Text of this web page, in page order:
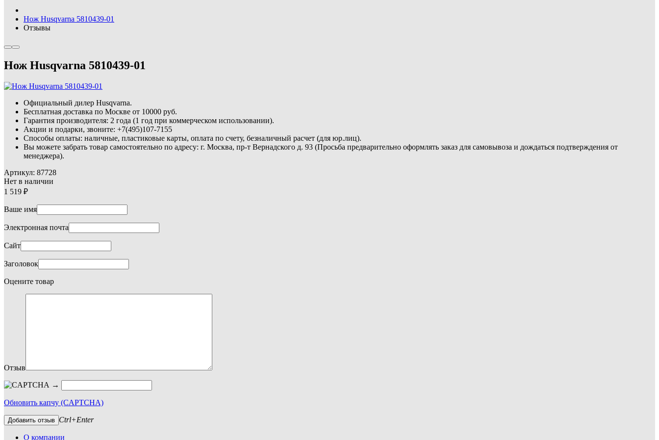
Нож Husqvarna 5810439-01
Отзывы
Нож Husqvarna 5810439-01
Официальный дилер Husqvarna.
Бесплатная доставка по Москве от 10000 руб.
Гарантия производителя: 2 года (1 год при коммерческом использовании).
Акции и подарки, звоните: +7(495)107-7155
Способы оплаты: наличные, пластиковые карты, оплата по счету, безналичный расчет (для юр.лиц).
Вы можете забрать товар самостоятельно по адресу: г. Москва, пр-т Вернадского д. 93 (Просьба предварительно оформлять заказ для самовывоза и дождаться подтверждения от
менеджера).
Артикул: 87728
Нет в наличии
1 519
Ваше имя
Электронная почта
Сайт
Заголовок
Оцените товар
Отзыв
→
Обновить капчу (CAPTCHA)
Добавить отзыв Ctrl+Enter
О компании